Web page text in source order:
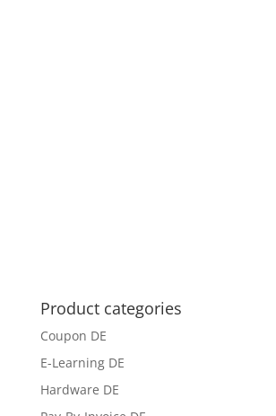
Product categories
Coupon DE
E-Learning DE
Hardware DE